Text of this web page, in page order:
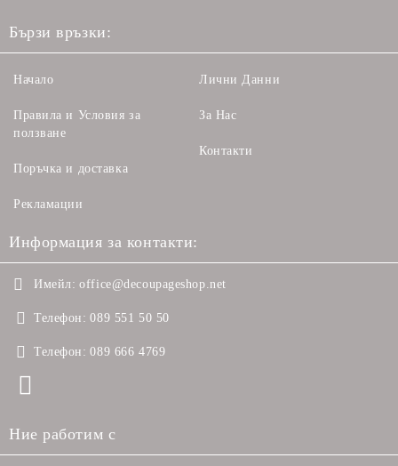
Бързи връзки:
Начало
Правила и Условия за
ползване
Поръчка и доставка
Рекламации
Лични Данни
За Нас
Контакти
Информация за контакти:
Имейл: office@decoupageshop.net
Телефон: 089 551 50 50
Телефон: 089 666 4769
Ние работим с